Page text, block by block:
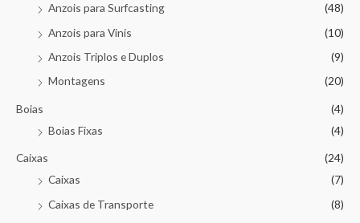
Anzois para Surfcasting
(48)
Anzois para Vinis
(10)
Anzois Triplos e Duplos
(9)
Montagens
(20)
Boias
(4)
Boias Fixas
(4)
Caixas
(24)
Caixas
(7)
Caixas de Transporte
(8)